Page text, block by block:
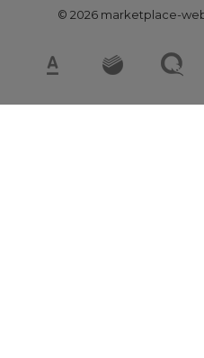
© 2026 marketplace-